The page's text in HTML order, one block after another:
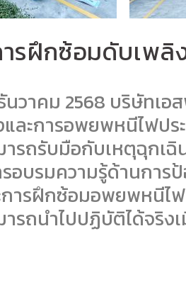
รฝึกซ้อมดับเพลิ
นวาคม 2568 บริษัทเ
ละการอพยพหนีไฟปร
รถรับมือกับเหตุฉุกเ
อบรมความรู้ด้านกา
การฝึกซ้อมอพยพหนีไ
รถนำไปปฏิบัติได้จริง